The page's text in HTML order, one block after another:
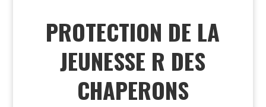
PROTECTION DE LA
JEUNESSE R DES
CHAPERONS